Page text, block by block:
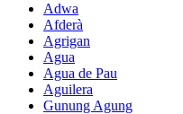
Adwa
Afderà
Agrigan
Agua
Agua de Pau
Aguilera
Gunung Agung